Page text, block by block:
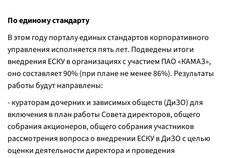
По единому стандарту
В этом году порталу единых стандартов корпоративного
управления исполняется пять лет. Подведены итоги
внедрения ЕСКУ в организациях с участием ПАО «КАМАЗ»,
оно составляет 90% (при плане не менее 86%). Результаты
работы будут направлены:
- кураторам дочерних и зависимых обществ (ДиЗО) для
включения в план работы Совета директоров, общего
собрания акционеров, общего собрания участников
рассмотрения вопроса о внедрении ЕСКУ в ДиЗО с целью
оценки деятельности директора и проведения